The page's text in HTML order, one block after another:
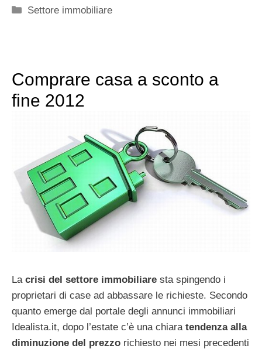
Categorie
Settore immobiliare
Comprare casa a sconto a
fine 2012
La crisi del settore immobiliare sta spingendo i
proprietari di case ad abbassare le richieste. Secondo
quanto emerge dal portale degli annunci immobiliari
Idealista.it, dopo l’estate c’è una chiara tendenza alla
diminuzione del prezzo richiesto nei mesi precedenti